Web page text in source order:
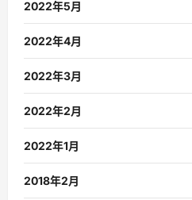
2022年5月
2022年4月
2022年3月
2022年2月
2022年1月
2018年2月